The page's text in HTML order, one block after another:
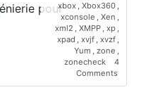
pourxbox , Xbox360 ,
xconsole , Xen ,
xml2 , XMPP , xp ,
xpad , xvjf , xvzf ,
Yum , zone ,
zonecheck
4
Commentson
Interview